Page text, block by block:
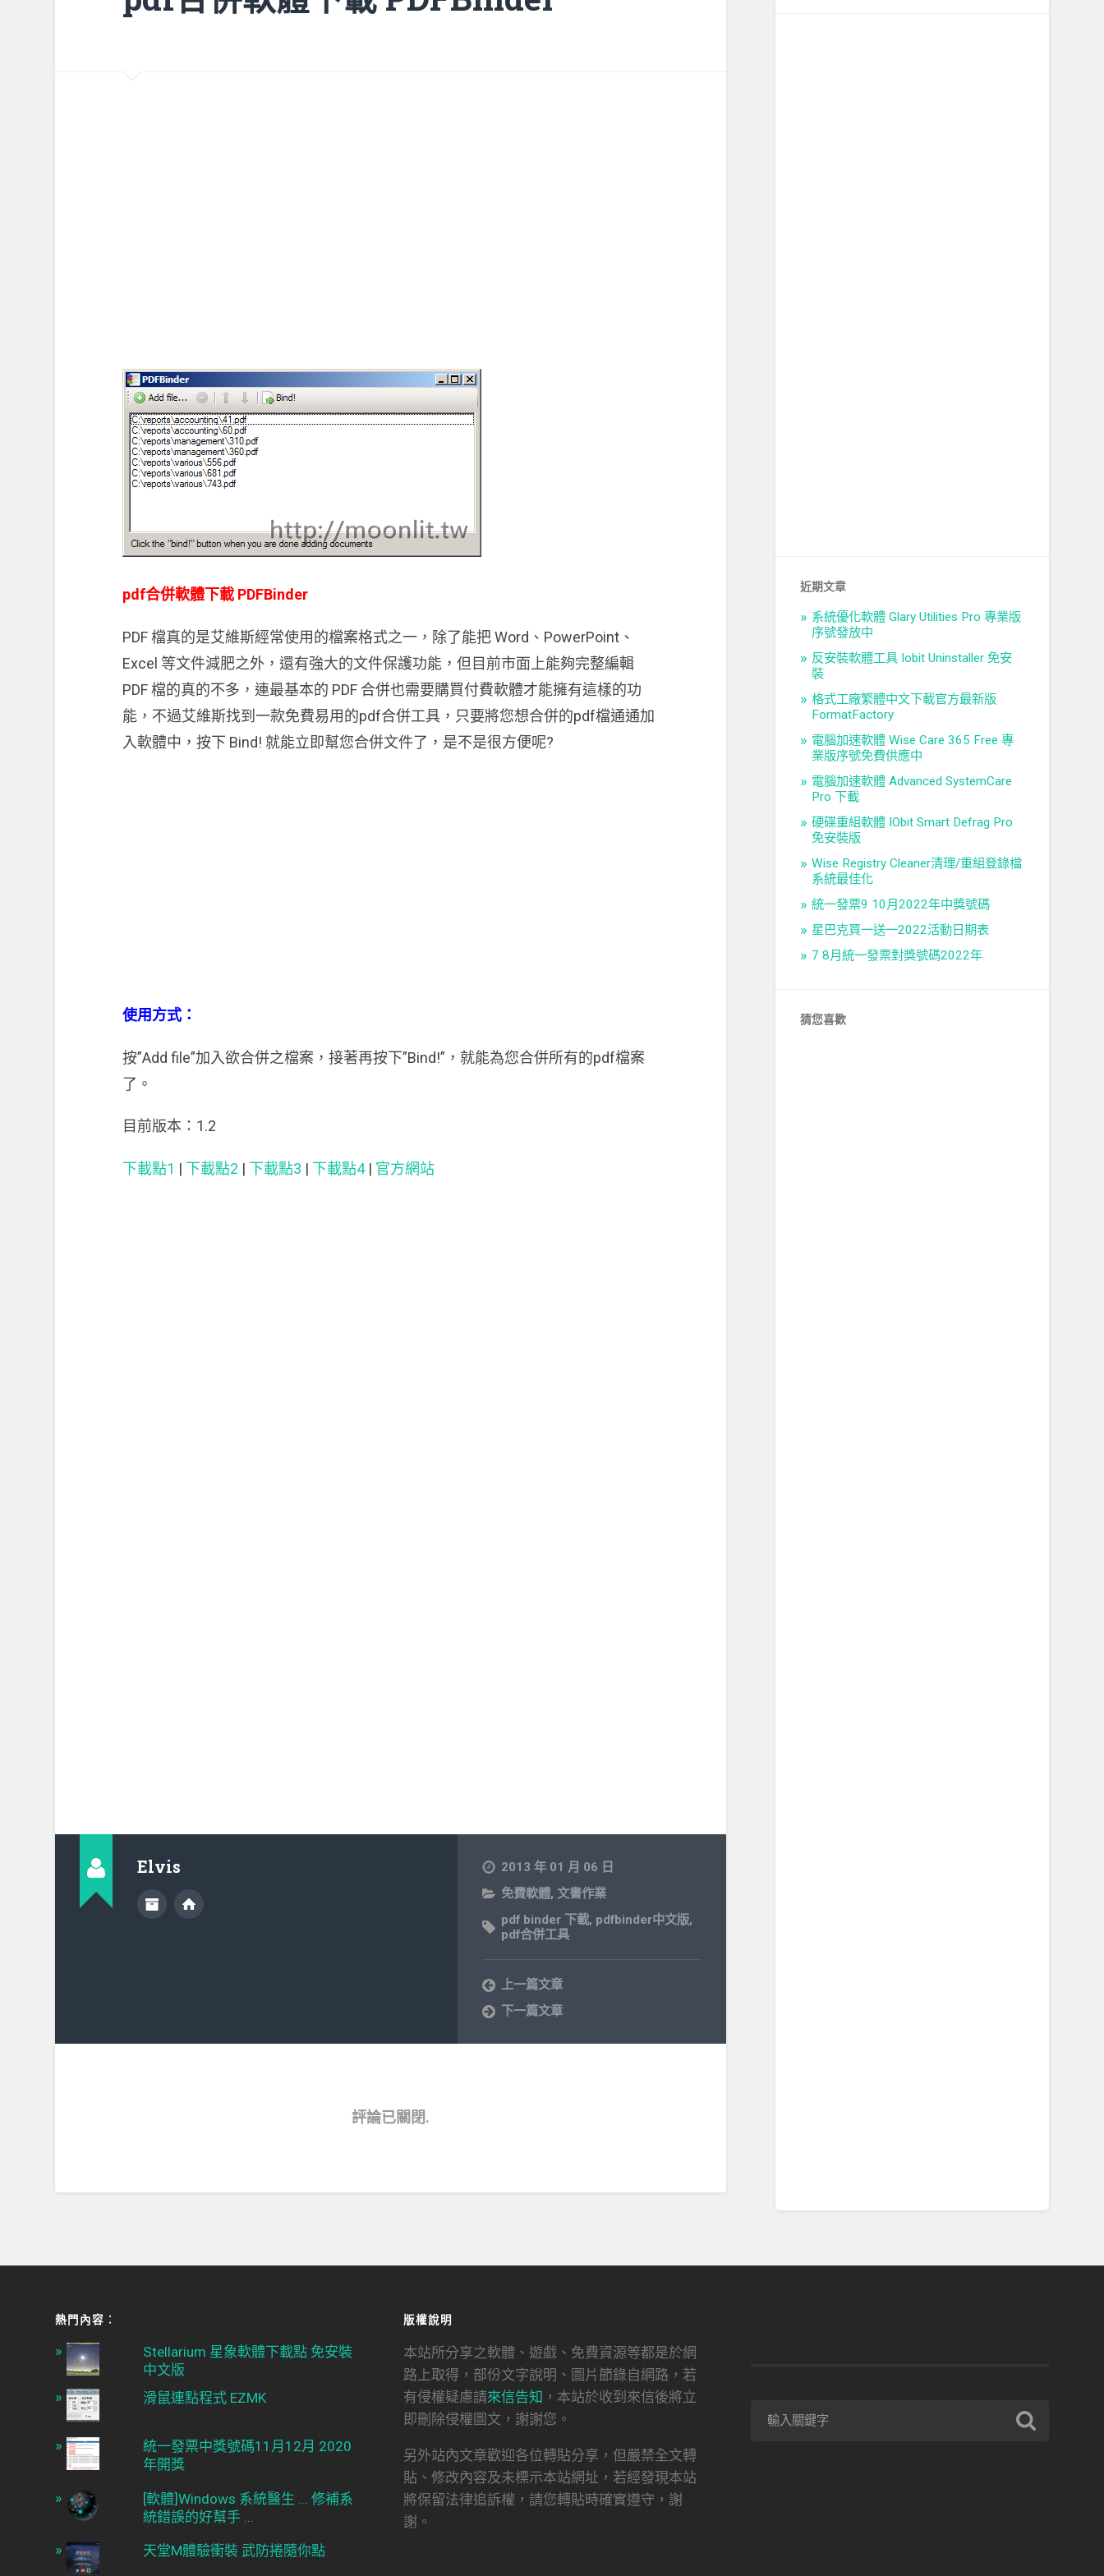
pdf合併軟體下載 PDFBinder
PDF 檔真的是艾維斯經常使用的檔案格式之一，除了能把 Word、PowerPoint、
Excel 等文件減肥之外，還有強大的文件保護功能，但目前市面上能夠完整編輯
PDF 檔的真的不多，連最基本的 PDF 合併也需要購買付費軟體才能擁有這樣的功
能，不過艾維斯找到一款免費易用的pdf合併工具，只要將您想合併的pdf檔通通加
入軟體中，按下 Bind! 就能立即幫您合併文件了，是不是很方便呢?
使用方式：
按”Add file”加入欲合併之檔案，接著再按下”Bind!”，就能為您合併所有的pdf檔案
了。
目前版本：1.2
下載點1 | 下載點2 | 下載點3 | 下載點4| 官方網站
Elvis
2013 年 01 月 06 日
免費軟體, 文書作業
pdf binder 下載, pdfbinder中文版,
pdf合併工具
上一篇文章
下一篇文章
評論已關閉.
近期文章
系統優化軟體 Glary Utilities Pro 專業版
序號發放中
反安裝軟體工具 Iobit Uninstaller 免安
裝
格式工廠繁體中文下載官方最新版
FormatFactory
電腦加速軟體 Wise Care 365 Free 專
業版序號免費供應中
電腦加速軟體 Advanced SystemCare
Pro 下載
硬碟重組軟體 IObit Smart Defrag Pro
免安裝版
Wise Registry Cleaner清理/重組登錄檔
系統最佳化
統一發票9 10月2022年中獎號碼
星巴克買一送一2022活動日期表
7 8月統一發票對獎號碼2022年
猜您喜歡
熱門內容︰
Stellarium 星象軟體下載點 免安裝
中文版
滑鼠連點程式 EZMK
統一發票中獎號碼11月12月 2020
年開獎
[軟體]Windows 系統醫生 ... 修補系
統錯誤的好幫手 ...
天堂M體驗衝裝 武防捲隨你點
版權說明
本站所分享之軟體、遊戲、免費資源等都是於網
路上取得，部份文字說明、圖片節錄自網路，若
有侵權疑慮請來信告知 ，本站於收到來信後將立
即刪除侵權圖文，謝謝您。
另外站內文章歡迎各位轉貼分享，但嚴禁全文轉
貼、修改內容及未標示本站網址，若經發現本站
將保留法律追訴權，請您轉貼時確實遵守，謝
謝。